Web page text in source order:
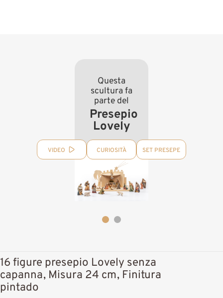
Questa
scultura fa
parte del
Presepio
Lovely
VIDEO CURIOSITÀ SET PRESEPE
16 figure presepio Lovely senza
capanna, Misura 24 cm, Finitura
pintado